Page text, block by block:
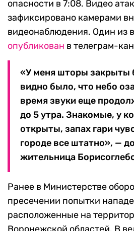
опасности в 7:08. Видео
зафиксировано камерами
видеонаблюдения. Один из
опубликован в телеграм-
«У меня шторы закрыты
видно было, что небо
время звуки еще
до 5 утра. Знакомые, у
открыты, запах гари
городе все штатно», —
жительница
Ранее в Министерстве
пресечении попытки
расположенные на